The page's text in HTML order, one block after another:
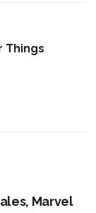
Things
Marvel